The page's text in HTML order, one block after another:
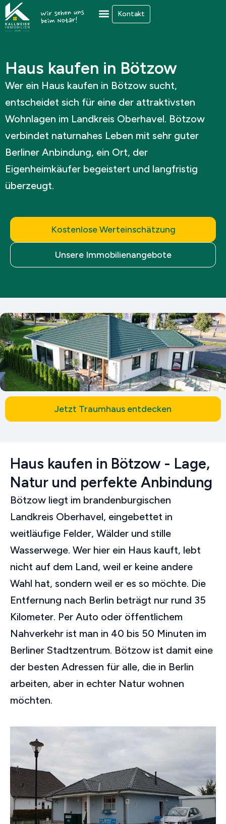
Zum
Inhalt
springen
Kontakt
Haus kaufen in Bötzow
Wer ein Haus kaufen in Bötzow sucht,
entscheidet sich für eine der attraktivsten
Wohnlagen im Landkreis Oberhavel. Bötzow
verbindet naturnahes Leben mit sehr guter
Berliner Anbindung, ein Ort, der
Eigenheimkäufer begeistert und langfristig
überzeugt.
Kostenlose Werteinschätzung
Unsere Immobilienangebote
Jetzt Traumhaus entdecken
Haus kaufen in Bötzow - Lage,
Natur und perfekte Anbindung
Bötzow liegt im brandenburgischen
Landkreis Oberhavel, eingebettet in
weitläufige Felder, Wälder und stille
Wasserwege. Wer hier ein Haus kauft, lebt
nicht auf dem Land, weil er keine andere
Wahl hat, sondern weil er es so möchte. Die
Entfernung nach Berlin beträgt nur rund 35
Kilometer. Per Auto oder öffentlichem
Nahverkehr ist man in 40 bis 50 Minuten im
Berliner Stadtzentrum. Bötzow ist damit eine
der besten Adressen für alle, die in Berlin
arbeiten, aber in echter Natur wohnen
möchten.